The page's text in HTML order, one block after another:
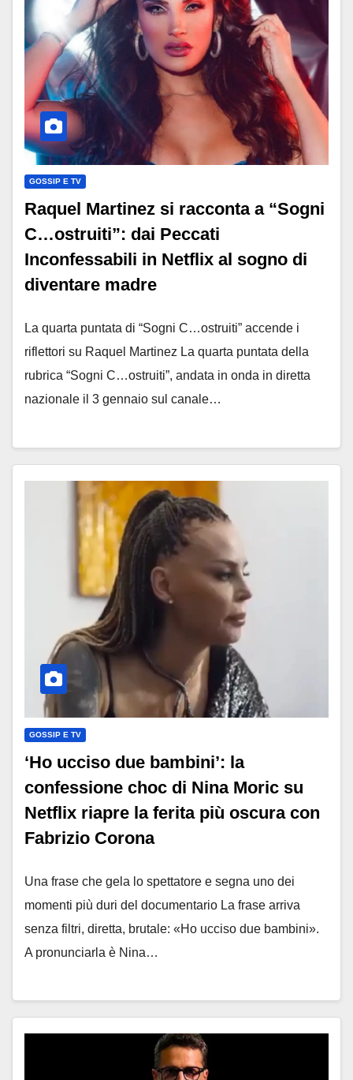
GOSSIP E TV
Raquel Martinez si racconta a “Sogni
C…ostruiti”: dai Peccati
Inconfessabili in Netflix al sogno di
diventare madre
La quarta puntata di “Sogni C…ostruiti” accende i
riflettori su Raquel Martinez La quarta puntata della
rubrica “Sogni C…ostruiti”, andata in onda in diretta
nazionale il 3 gennaio sul canale…
GOSSIP E TV
‘Ho ucciso due bambini’: la
confessione choc di Nina Moric su
Netflix riapre la ferita più oscura con
Fabrizio Corona
Una frase che gela lo spettatore e segna uno dei
momenti più duri del documentario La frase arriva
senza filtri, diretta, brutale: «Ho ucciso due bambini».
A pronunciarla è Nina…